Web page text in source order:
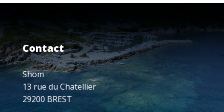
OCÉANIQUES
11-
15
JANV.
2021
Contact
Shom
13 rue du Chatellier
29200 BREST